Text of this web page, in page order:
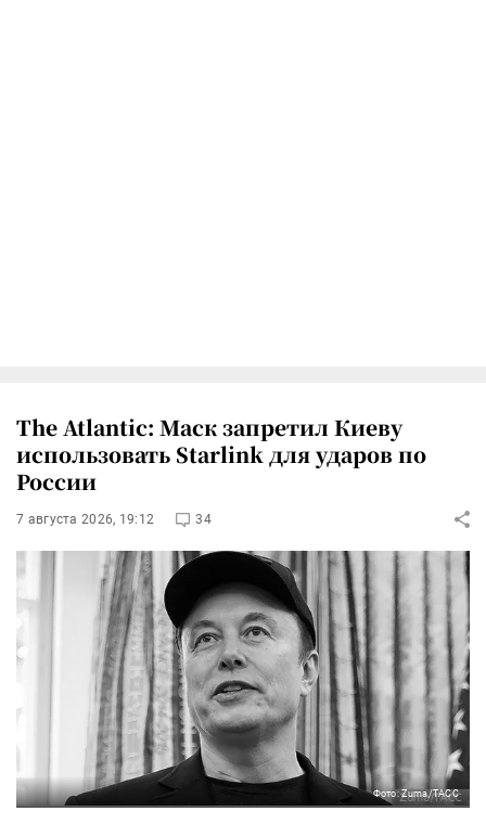
The Atlantic: Маск запретил Киеву
использовать Starlink для ударов по
России
7 августа 2026, 19:12 34
Фото: Zuma/ТАСС